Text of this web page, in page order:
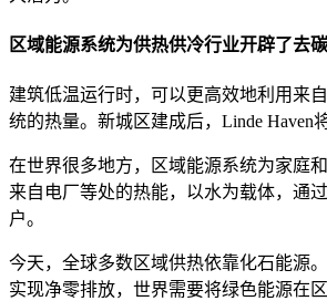
区域能源系统为供热供冷行业开辟了去
建筑低温运行时，可以更高效地利用来
统的热量。新城区建成后，Linde Haven
在世界很多地方，区域能源系统为家庭
来自电厂等处的热能，以水为载体，通
户。
今天，全球多数区域供热依靠化石能源
实现净零排放，世界需要将绿色能源在